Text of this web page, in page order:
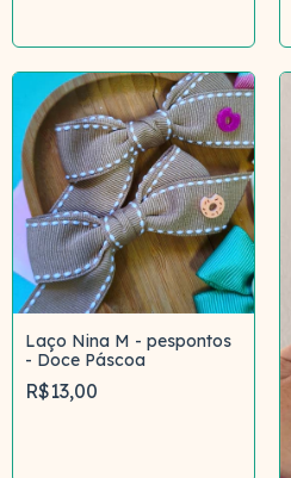
Laço Nina M - pespontos
- Doce Páscoa
R$13,00